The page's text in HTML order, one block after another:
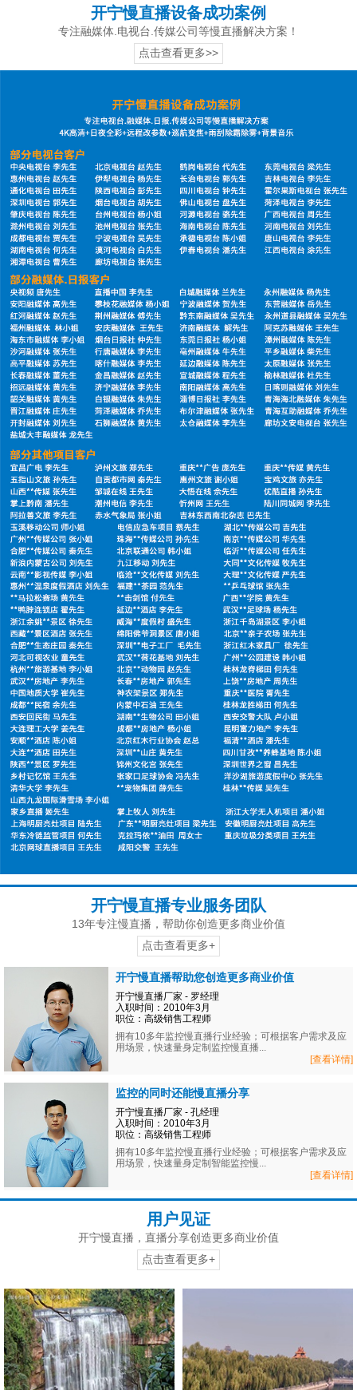
开宁慢直播设备成功案例
专注融媒体.电视台.传媒公司等慢直播解决方案！
点击查看更多>>
开宁慢直播专业服务团队
13年专注慢直播，帮助你创造更多商业价值
点击查看更多+
开宁慢直播帮助您创造更多商业价值
开宁慢直播厂家 - 罗经理
入职时间：2010年3月
职位：高级销售工程师
拥有10多年监控慢直播行业经验；可根据客户需求及应
用场景，快速量身定制监控慢直播...
[查看详情]
监控的同时还能慢直播分享
开宁慢直播厂家 - 孔经理
入职时间：2010年3月
职位：高级销售工程师
拥有10多年监控慢直播行业经验；可根据客户需求及应
用场景，快速量身定制智能监控慢...
[查看详情]
用户见证
开宁慢直播，直播分享创造更多商业价值
点击查看更多+